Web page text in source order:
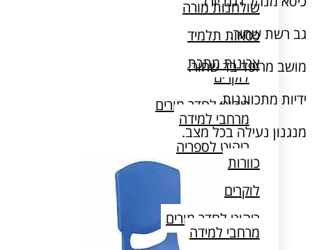
לוקרים
ריהוט לחדר מורים
מרחבי למידה
ריהוט לספריה
שולחן מעבדה
שולחנות מורה
כסאות תלמיד
ארונות מתכת
כוורות
לוקרים
ריהוט לחדר מורים
מרחבי למידה
גב רשת שחור.
מושב מרופד בד שחור.
ידיות מתכווננות.
מנגנון נעילה בכל מצב.